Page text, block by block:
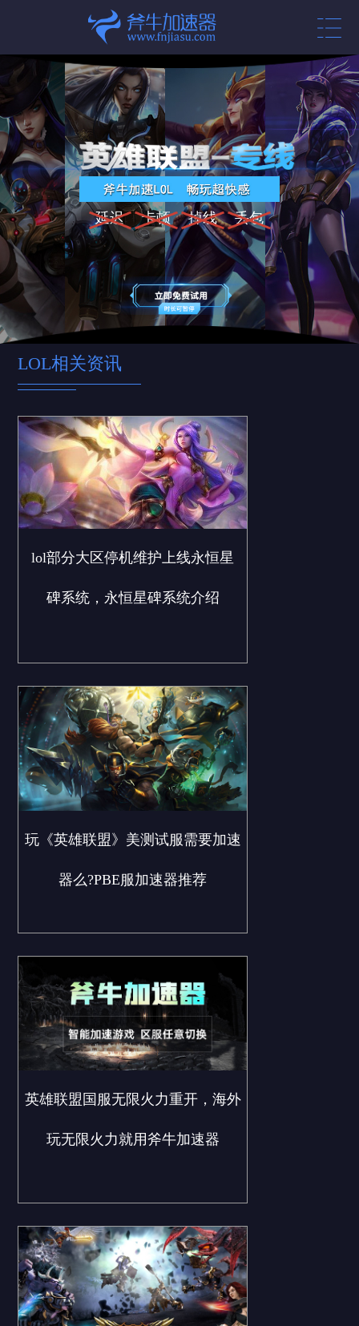
延迟 卡顿 掉线 丢包
LOL相关资讯
lol部分大区停机维护上线永恒星
碑系统，永恒星碑系统介绍
玩《英雄联盟》美测试服需要加速
器么?PBE服加速器推荐
英雄联盟国服无限火力重开，海外
玩无限火力就用斧牛加速器